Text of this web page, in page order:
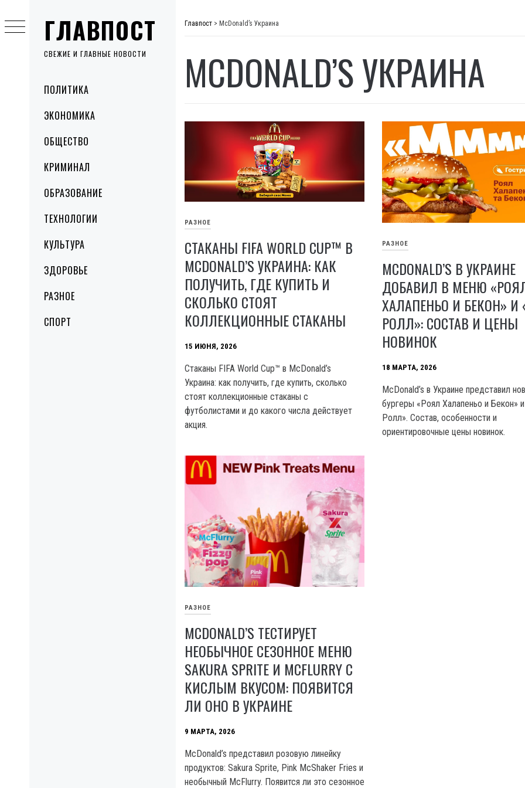
ГЛАВПОСТ
СВЕЖИЕ И ГЛАВНЫЕ НОВОСТИ
MenuПОЛИТИКА
ЭКОНОМИКА
ОБЩЕСТВО
КРИМИНАЛ
ОБРАЗОВАНИЕ
ТЕХНОЛОГИИ
КУЛЬТУРА
ЗДОРОВЬЕ
РАЗНОЕ
СПОРТ
to
content
Главпост > McDonald’s Украина
MCDONALD’S УКРАИНА
РАЗНОЕ
СТАКАНЫ FIFA WORLD CUP™ В
MCDONALD’S УКРАИНА: КАК
ПОЛУЧИТЬ, ГДЕ КУПИТЬ И
СКОЛЬКО СТОЯТ
КОЛЛЕКЦИОННЫЕ СТАКАНЫ
15 ИЮНЯ, 2026
Стаканы FIFA World Cup™ в McDonald’s
Украина: как получить, где купить, сколько
стоят коллекционные стаканы с
футболистами и до какого числа действует
акция.
РАЗНОЕ
MCDONALD’S В УКРАИНЕ
ДОБАВИЛ В МЕНЮ
ХАЛАПЕНЬО И БЕКОН» И
РОЛЛ»: СОСТАВ И ЦЕНЫ
НОВИНОК
18 МАРТА, 2026
McDonald’s в Украине представил
бургеры «Роял Халапеньо и Бекон»
Ролл». Состав, особенности и
ориентировочные цены новинок.
РАЗНОЕ
MCDONALD’S ТЕСТИРУЕТ
НЕОБЫЧНОЕ СЕЗОННОЕ МЕНЮ
SAKURA SPRITE И MCFLURRY С
КИСЛЫМ ВКУСОМ: ПОЯВИТСЯ
ЛИ ОНО В УКРАИНЕ
9 МАРТА, 2026
McDonald’s представил розовую линейку
продуктов: Sakura Sprite, Pink McShaker Fries и
необычный McFlurry. Появится ли это сезонное